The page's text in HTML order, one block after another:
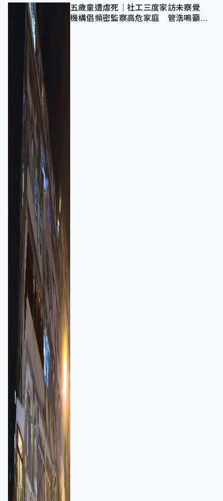
五歲童遭虐死｜社工三度家訪未察覺
機構倡頻密監察高危家庭 管浩鳴籲加